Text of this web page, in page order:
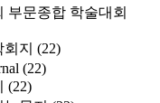
부문종합 학술대회
지 (22)
(22)
(22)